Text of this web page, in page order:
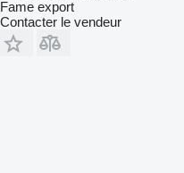
Fame export
Contacter le vendeur